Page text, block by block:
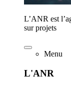
L’ANR est
sur projets
Menu
L'ANR